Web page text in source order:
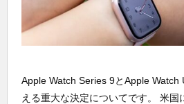
Apple Watch Series 9とApple Watch
える重大な決定についてです。 米国